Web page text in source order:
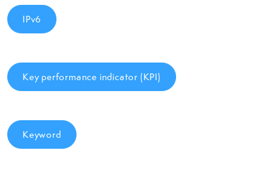
IPv6
Key performance indicator (KPI)
Keyword